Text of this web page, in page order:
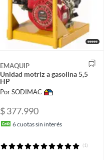
EMAQUIP
Unidad motriz a gasolina 5,5
HP
Por SODIMAC
$ 377.990
6cuotas sin interés
(1)